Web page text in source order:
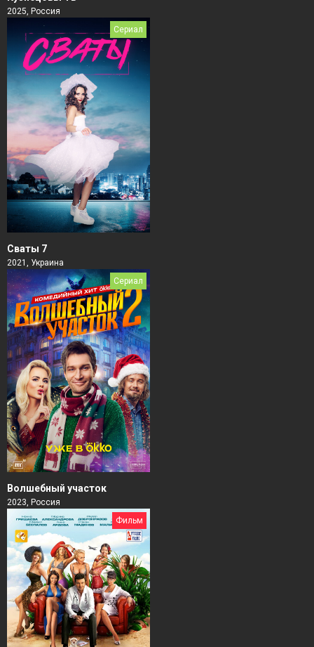
2025, Россия
Сериал
Сваты 7
2021, Украина
Сериал
Волшебный участок
2023, Россия
Фильм